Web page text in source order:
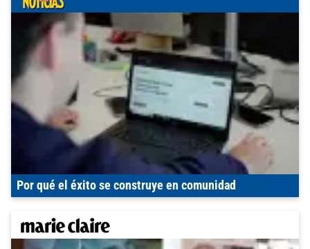
Por qué el éxito se construye en comunidad